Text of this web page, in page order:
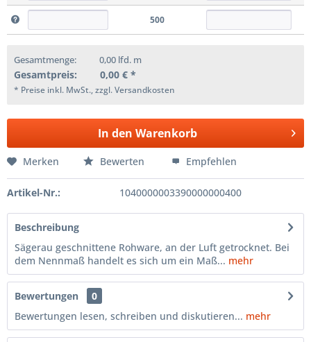
500
Gesamtmenge: 0,00 lfd. m
Gesamtpreis: 0,00 € *
* Preise inkl. MwSt., zzgl. Versandkosten
In den Warenkorb
Merken Bewerten Empfehlen
Artikel-Nr.: 1040000003390000000400
Beschreibung
Sägerau geschnittene Rohware, an der Luft getrocknet. Bei
dem Nennmaß handelt es sich um ein Maß... mehr
Bewertungen
0
Bewertungen lesen, schreiben und diskutieren... mehr